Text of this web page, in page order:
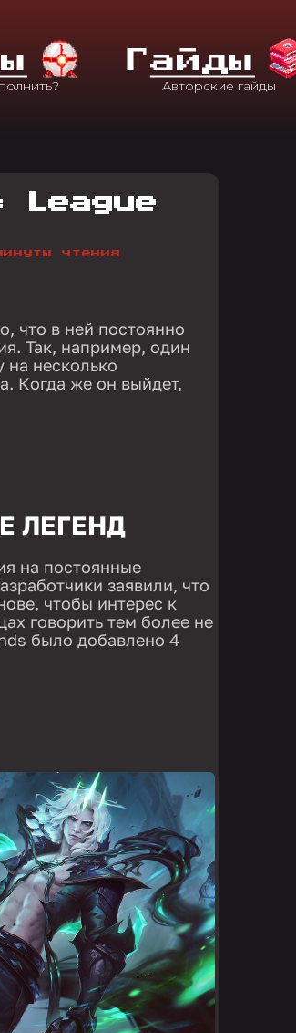
ГАйды
League
чтения
что в ней постоянно
Так, например, один
на несколько
Когда же он выйдет,
ЛЕГЕНД
на постоянные
заявили, что
чтобы интерес к
говорить тем более не
было добавлено 4